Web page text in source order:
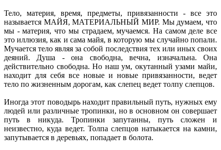
Тело, материя, время, предметы, привязанности - все это
называется МАЙЯ, МАТЕРИАЛЬНЫЙ МИР. Мы думаем, что
мы - материя, что мы страдаем, мучаемся. На самом деле все
это иллюзия, как и сама майя, в которую мы случайно попали.
Мучается тело являя за собой последствия тех или иных своих
деяний. Душа - она свободна, вечна, изначальна. Она
действительно свободна. Но наш ум, окутанный узами майи,
находит для себя все новые и новые привязанности, ведет
тело по жизненным дорогам, как слепец ведет толпу слепцов.
Иногда этот поводырь находит правильный путь, нужных ему
людей или различные тропинки, но в основном он совершает
путь в никуда. Тропинки запутанны, путь сложен и
неизвестно, куда ведет. Толпа слепцов натыкается на камни,
запутывается в деревьях, попадает в болота.